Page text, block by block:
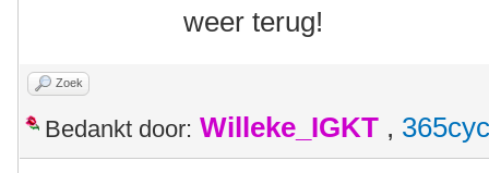
weer terug!
Zoek
Bedankt door: Willeke_IGKT ,